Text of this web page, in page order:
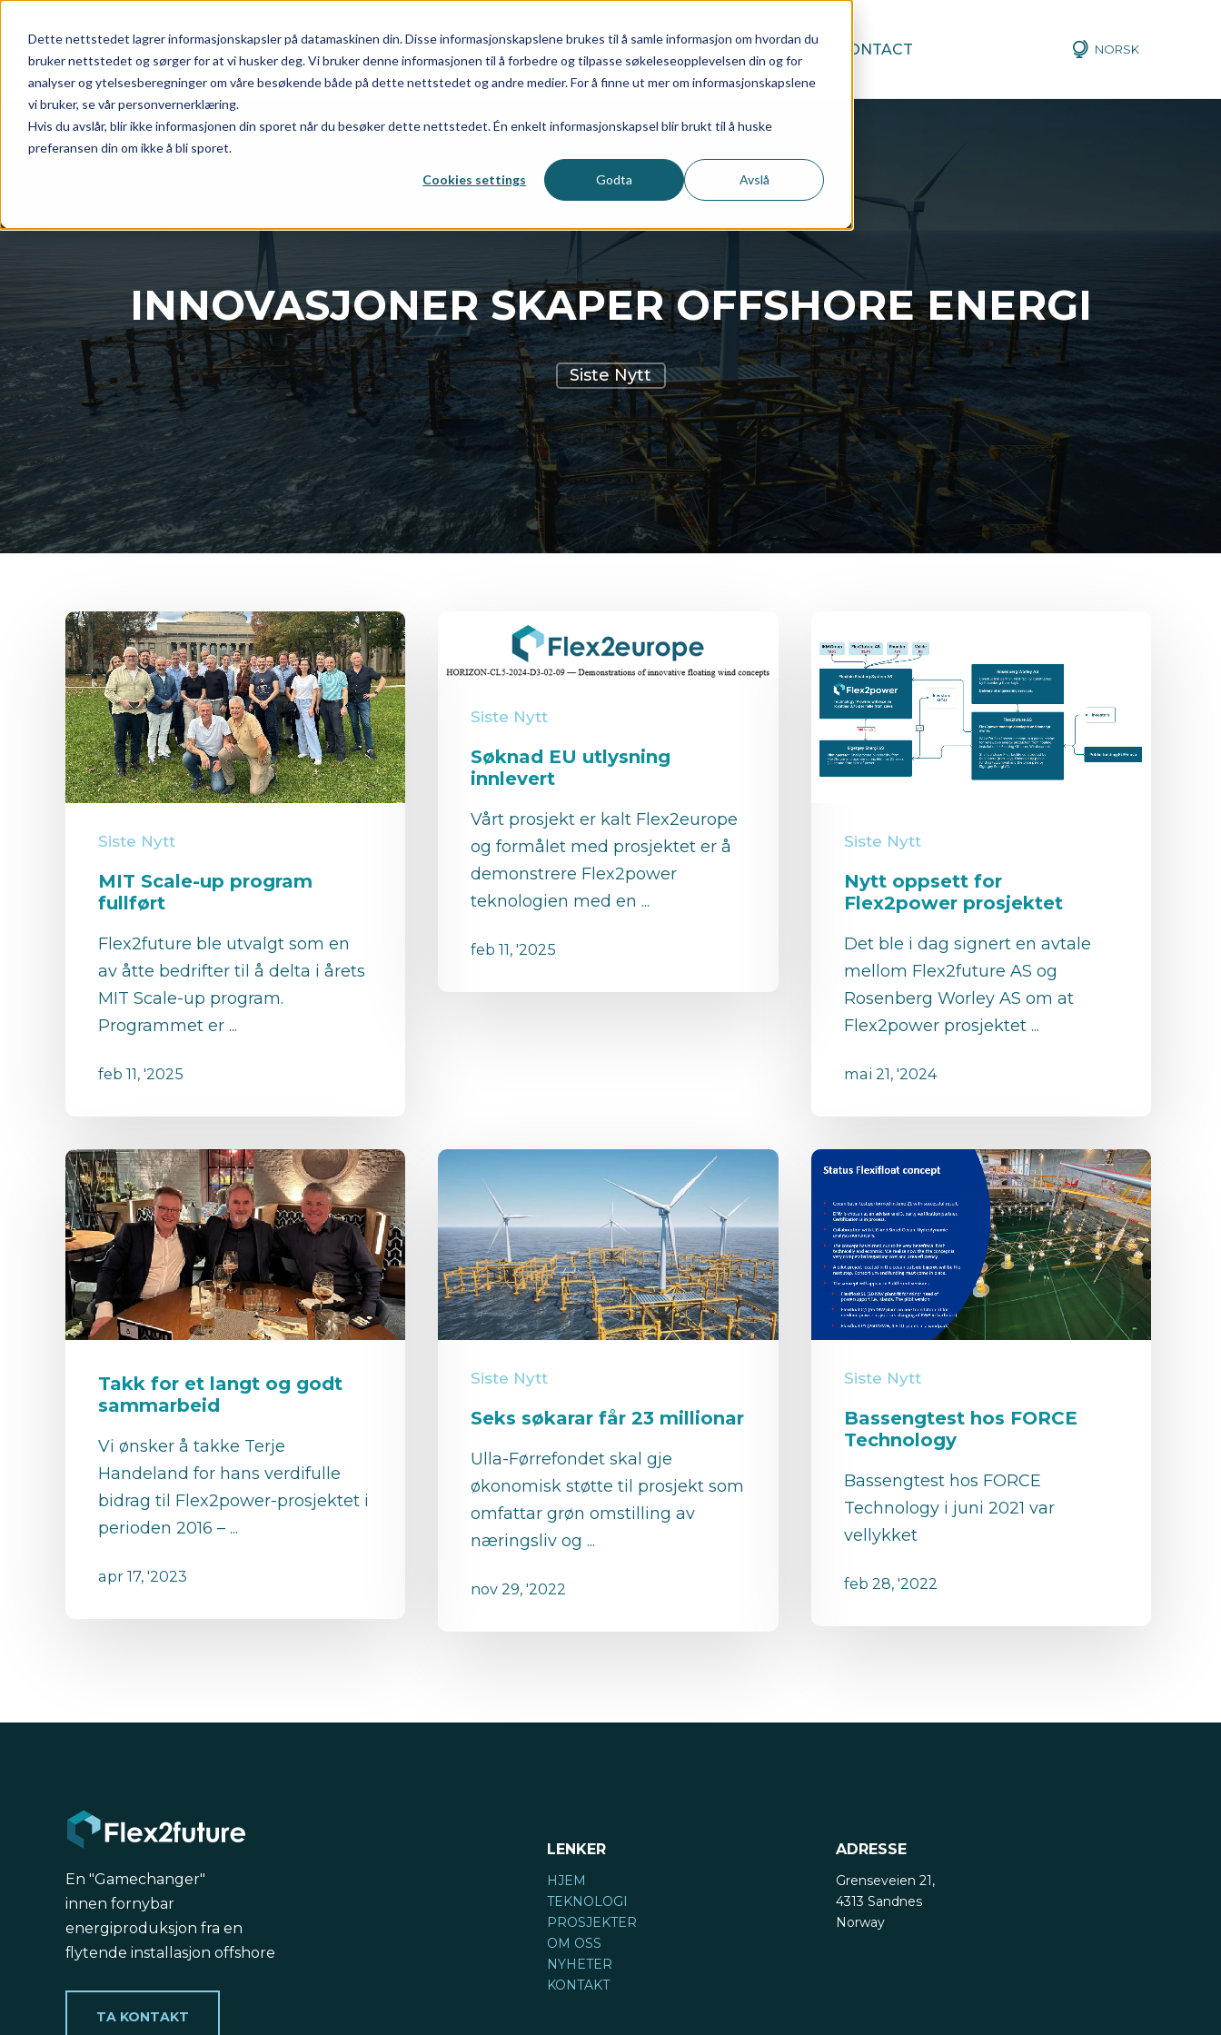
Dette nettstedet lagrer informasjonskapsler på datamaskinen din. Disse informasjonskapslene brukes til å samle informasjon om hvordan du
bruker nettstedet og sørger for at vi husker deg. Vi bruker denne informasjonen til å forbedre og tilpasse søkeleseopplevelsen din og for
analyser og ytelsesberegninger om våre besøkende både på dette nettstedet og andre medier. For å finne ut mer om informasjonskapslene
vi bruker, se vår personvernerklæring.
Hvis du avslår, blir ikke informasjonen din sporet når du besøker dette nettstedet. Én enkelt informasjonskapsel blir brukt til å huske
preferansen din om ikke å bli sporet.
Cookies settings Godta Avslå
HOME TECHNOLOGY PROJECTS ABOUT NEWS CONTACT NORSK
INNOVASJONER SKAPER OFFSHORE ENERGI
Siste Nytt
Siste Nytt
MIT Scale-up program
fullført
Flex2future ble utvalgt som en
av åtte bedrifter til å delta i årets
MIT Scale-up program.
Programmet er ...
feb 11, '2025
Siste Nytt
Søknad EU utlysning
innlevert
Vårt prosjekt er kalt Flex2europe
og formålet med prosjektet er å
demonstrere Flex2power
teknologien med en ...
feb 11, '2025
Siste Nytt
Nytt oppsett for
Flex2power prosjektet
Det ble i dag signert en avtale
mellom Flex2future AS og
Rosenberg Worley AS om at
Flex2power prosjektet ...
mai 21, '2024
Takk for et langt og godt
sammarbeid
Vi ønsker å takke Terje
Handeland for hans verdifulle
bidrag til Flex2power-prosjektet i
perioden 2016 – ...
apr 17, '2023
Siste Nytt
Seks søkarar får 23 millionar
Ulla-Førrefondet skal gje
økonomisk støtte til prosjekt som
omfattar grøn omstilling av
næringsliv og ...
nov 29, '2022
Siste Nytt
Bassengtest hos FORCE
Technology
Bassengtest hos FORCE
Technology i juni 2021 var
vellykket
feb 28, '2022
En "Gamechanger"
innen fornybar
energiproduksjon fra en
flytende installasjon offshore
TA KONTAKT
LENKER
HJEM
TEKNOLOGI
PROSJEKTER
OM OSS
NYHETER
KONTAKT
ADRESSE
Grenseveien 21,
4313 Sandnes
Norway